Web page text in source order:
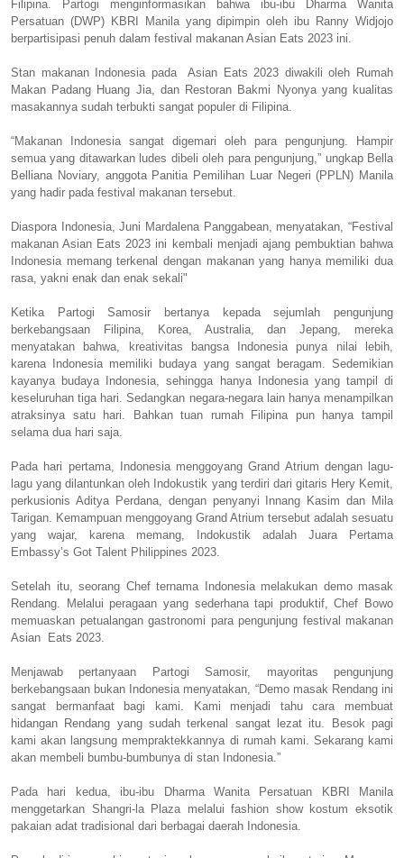
Filipina. Partogi menginformasikan bahwa ibu-ibu Dharma Wanita
Persatuan (DWP) KBRI Manila yang dipimpin oleh ibu Ranny Widjojo
berpartisipasi penuh dalam festival makanan Asian Eats 2023 ini.
Stan makanan Indonesia pada Asian Eats 2023 diwakili oleh Rumah
Makan Padang Huang Jia, dan Restoran Bakmi Nyonya yang kualitas
masakannya sudah terbukti sangat populer di Filipina.
“Makanan Indonesia sangat digemari oleh para pengunjung. Hampir
semua yang ditawarkan ludes dibeli oleh para pengunjung,” ungkap Bella
Belliana Noviary, anggota Panitia Pemilihan Luar Negeri (PPLN) Manila
yang hadir pada festival makanan tersebut.
Diaspora Indonesia, Juni Mardalena Panggabean, menyatakan, “Festival
makanan Asian Eats 2023 ini kembali menjadi ajang pembuktian bahwa
Indonesia memang terkenal dengan makanan yang hanya memiliki dua
rasa, yakni enak dan enak sekali"
Ketika Partogi Samosir bertanya kepada sejumlah pengunjung
berkebangsaan Filipina, Korea, Australia, dan Jepang, mereka
menyatakan bahwa, kreativitas bangsa Indonesia punya nilai lebih,
karena Indonesia memiliki budaya yang sangat beragam. Sedemikian
kayanya budaya Indonesia, sehingga hanya Indonesia yang tampil di
keseluruhan tiga hari. Sedangkan negara-negara lain hanya menampilkan
atraksinya satu hari. Bahkan tuan rumah Filipina pun hanya tampil
selama dua hari saja.
Pada hari pertama, Indonesia menggoyang Grand Atrium dengan lagu-
lagu yang dilantunkan oleh Indokustik yang terdiri dari gitaris Hery Kemit,
perkusionis Aditya Perdana, dengan penyanyi Innang Kasim dan Mila
Tarigan. Kemampuan menggoyang Grand Atrium tersebut adalah sesuatu
yang wajar, karena memang, Indokustik adalah Juara Pertama
Embassy’s Got Talent Philippines 2023.
Setelah itu, seorang Chef ternama Indonesia melakukan demo masak
Rendang. Melalui peragaan yang sederhana tapi produktif, Chef Bowo
memuaskan petualangan gastronomi para pengunjung festival makanan
Asian Eats 2023.
Menjawab pertanyaan Partogi Samosir, mayoritas pengunjung
berkebangsaan bukan Indonesia menyatakan, “Demo masak Rendang ini
sangat bermanfaat bagi kami. Kami menjadi tahu cara membuat
hidangan Rendang yang sudah terkenal sangat lezat itu. Besok pagi
kami akan langsung mempraktekkannya di rumah kami. Sekarang kami
akan membeli bumbu-bumbunya di stan Indonesia.”
Pada hari kedua, ibu-ibu Dharma Wanita Persatuan KBRI Manila
menggetarkan Shangri-la Plaza melalui fashion show kostum eksotik
pakaian adat tradisional dari berbagai daerah Indonesia.